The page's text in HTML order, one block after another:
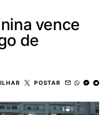
vence
de
POSTAR